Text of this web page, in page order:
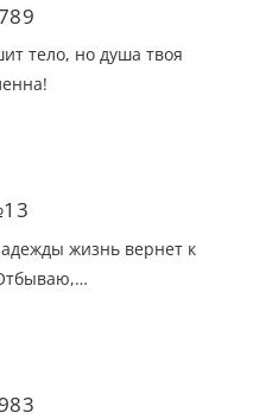
тело, но душа твоя
жизнь вернет к